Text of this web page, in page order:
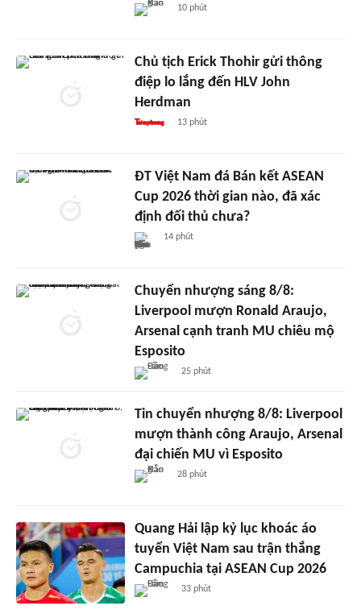
10 phút
Chủ tịch Erick Thohir gửi thông
điệp lo lắng đến HLV John
Herdman
13 phút
ĐT Việt Nam đá Bán kết ASEAN
Cup 2026 thời gian nào, đã xác
định đối thủ chưa?
14 phút
Chuyển nhượng sáng 8/8:
Liverpool mượn Ronald Araujo,
Arsenal cạnh tranh MU chiêu mộ
Esposito
25 phút
Tin chuyển nhượng 8/8: Liverpool
mượn thành công Araujo, Arsenal
đại chiến MU vì Esposito
28 phút
Quang Hải lập kỷ lục khoác áo
tuyển Việt Nam sau trận thắng
Campuchia tại ASEAN Cup 2026
33 phút